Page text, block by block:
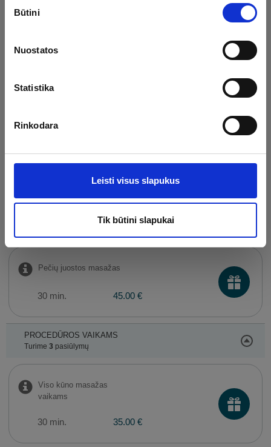
pasirinkimas
Būtini
Nuostatos
Statistika
Rinkodara
Leisti visus slapukus
Tik būtini slapukai
40 min.
Apsilankymas baseine ir pirčių
24.00 €
Pečių juostos masažas
30 min. 45.00 €
PROCEDŪROS VAIKAMS
Turime 3 pasiūlymų
Viso kūno masažas
vaikams
30 min. 35.00 €